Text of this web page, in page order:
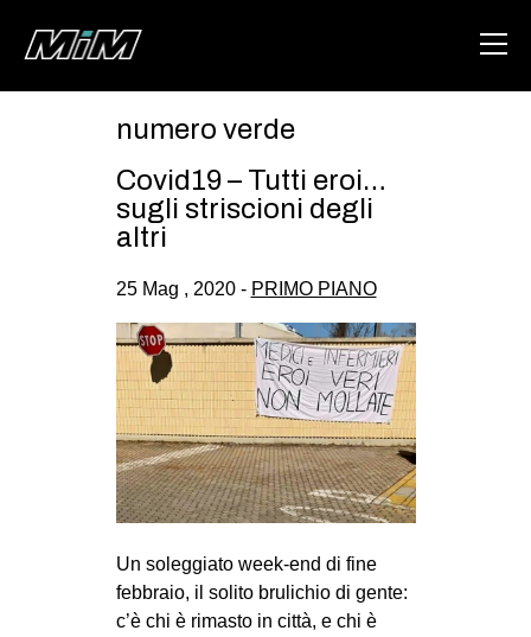
ABOUT
DEGENERAZIONE
GAZA FREESTYLE
CSOA LAMBRETTA
MSM
STUDENTI TSUNAMI
ZAM
MOBILITAZIONI
SPAZI
numero verde
Covid19 – Tutti eroi…
sugli striscioni degli
altri
25 Mag , 2020 - PRIMO PIANO
Un soleggiato week-end di fine
febbraio, il solito brulichio di gente:
c’è chi è rimasto in città, e chi è